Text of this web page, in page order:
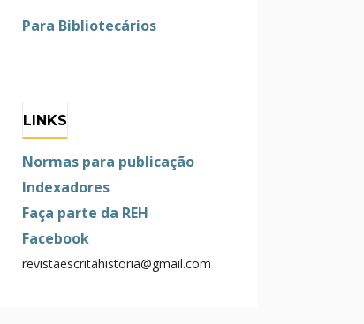
Para Bibliotecários
LINKS
Normas para publicação
Indexadores
Faça parte da REH
Facebook
revistaescritahistoria@gmail.com